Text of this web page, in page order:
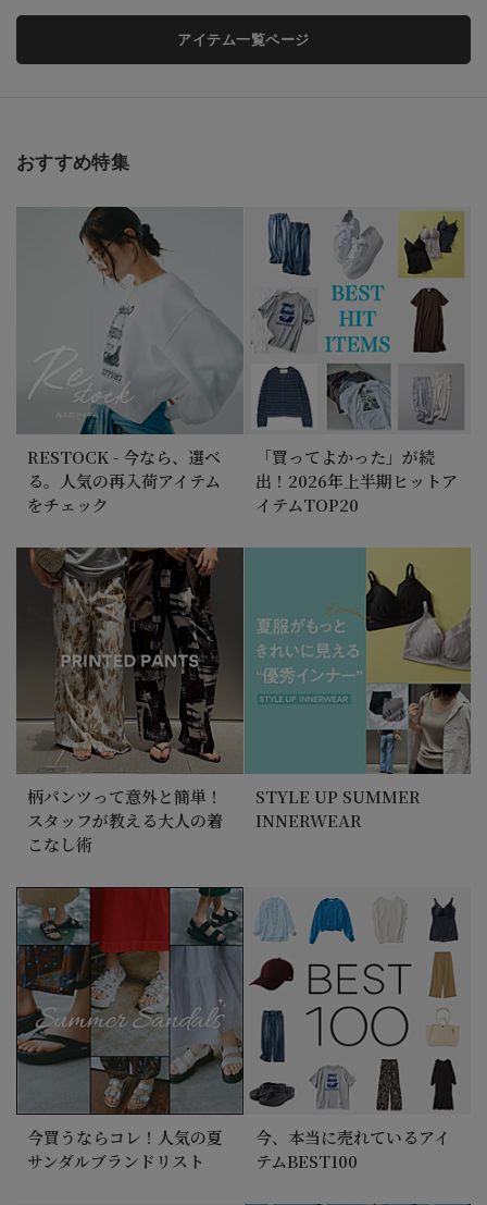
アイテム一覧ページ
おすすめ特集
RESTOCK - 今なら、選べ
る。人気の再入荷アイテム
をチェック
「買ってよかった」が続
出！2026年上半期ヒットア
イテムTOP20
柄パンツって意外と簡単！
スタッフが教える大人の着
こなし術
STYLE UP SUMMER
INNERWEAR
今買うならコレ！人気の夏
サンダルブランドリスト
今、本当に売れているアイ
テムBEST100